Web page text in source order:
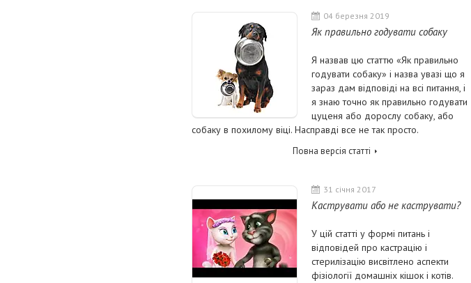
04 березня 2019
Як правильно годувати собаку
Я назвав цю статтю «Як правильно
годувати собаку» і назва увазі що я
зараз дам відповіді на всі питання, і
я знаю точно як правильно годувати
цуценя або дорослу собаку, або
собаку в похилому віці. Насправді все не так просто.
Повна версія статті
31 січня 2017
Каструвати або не каструвати?
У цій статті у формі питань і
відповідей про кастрацію і
стерилізацію висвітлено аспекти
фізіології домашніх кішок і котів.